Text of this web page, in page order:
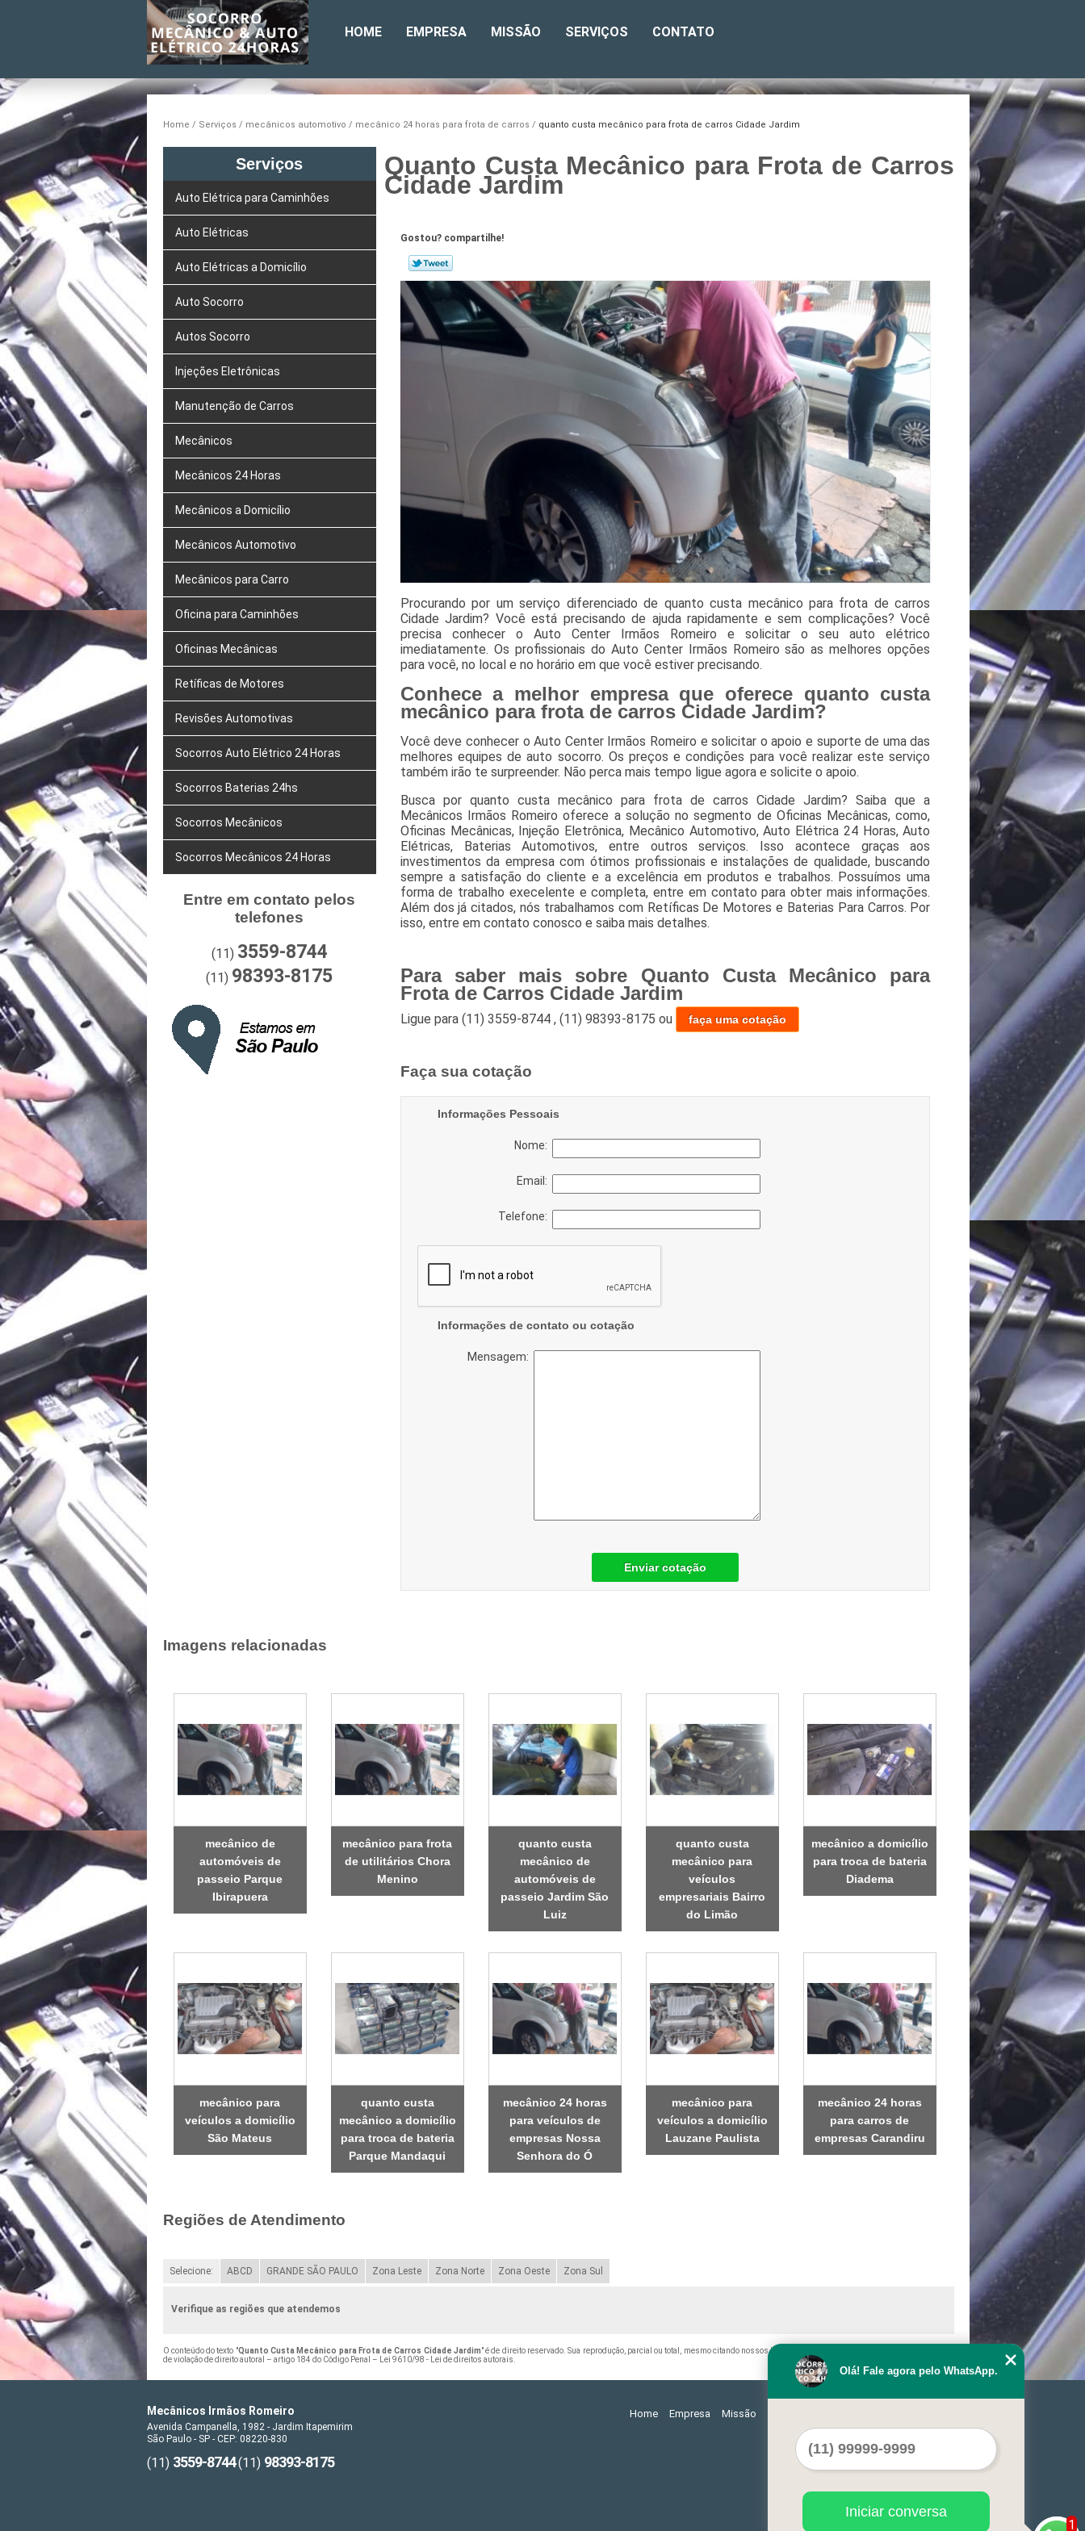
HOME EMPRESA MISSÃO SERVIÇOS CONTATO
Home Serviços mecânicos automotivo mecânico 24 horas para frota de carros quanto custa mecânico para frota de carros Cidade Jardim
Serviços
Auto Elétrica para Caminhões
Auto Elétricas
Auto Elétricas a Domicílio
Auto Socorro
Autos Socorro
Injeções Eletrônicas
Manutenção de Carros
Mecânicos
Mecânicos 24 Horas
Mecânicos a Domicílio
Mecânicos Automotivo
Mecânicos para Carro
Oficina para Caminhões
Oficinas Mecânicas
Retíficas de Motores
Revisões Automotivas
Socorros Auto Elétrico 24 Horas
Socorros Baterias 24hs
Socorros Mecânicos
Socorros Mecânicos 24 Horas
Entre em contato pelos
telefones
(11) 3559-8744
(11) 98393-8175
Quanto Custa Mecânico para Frota de Carros
Cidade Jardim
Gostou? compartilhe!
Procurando por um serviço diferenciado de quanto custa mecânico para frota de carros
Cidade Jardim? Você está precisando de ajuda rapidamente e sem complicações? Você
precisa conhecer o Auto Center Irmãos Romeiro e solicitar o seu auto elétrico
imediatamente. Os profissionais do Auto Center Irmãos Romeiro são as melhores opções
para você, no local e no horário em que você estiver precisando.
Conhece a melhor empresa que oferece quanto custa
mecânico para frota de carros Cidade Jardim?
Você deve conhecer o Auto Center Irmãos Romeiro e solicitar o apoio e suporte de uma das
melhores equipes de auto socorro. Os preços e condições para você realizar este serviço
também irão te surpreender. Não perca mais tempo ligue agora e solicite o apoio.
Busca por quanto custa mecânico para frota de carros Cidade Jardim? Saiba que a
Mecânicos Irmãos Romeiro oferece a solução no segmento de Oficinas Mecânicas, como,
Oficinas Mecânicas, Injeção Eletrônica, Mecânico Automotivo, Auto Elétrica 24 Horas, Auto
Elétricas, Baterias Automotivos, entre outros serviços. Isso acontece graças aos
investimentos da empresa com ótimos profissionais e instalações de qualidade, buscando
sempre a satisfação do cliente e a excelência em produtos e trabalhos. Possuímos uma
forma de trabalho execelente e completa, entre em contato para obter mais informações.
Além dos já citados, nós trabalhamos com Retíficas De Motores e Baterias Para Carros. Por
isso, entre em contato conosco e saiba mais detalhes.
Para saber mais sobre Quanto Custa Mecânico para
Frota de Carros Cidade Jardim
Ligue para (11) 3559-8744 , (11) 98393-8175 ou faça uma cotação
Faça sua cotação
Informações Pessoais
Nome:
Email:
Telefone:
Informações de contato ou cotação
Mensagem:
Enviar cotação
Imagens relacionadas
mecânico de
automóveis de
passeio Parque
Ibirapuera
mecânico para frota
de utilitários Chora
Menino
quanto custa
mecânico de
automóveis de
passeio Jardim São
Luiz
quanto custa
mecânico para
veículos
empresariais Bairro
do Limão
mecânico a domicílio
para troca de bateria
Diadema
mecânico para
veículos a domicílio
São Mateus
quanto custa
mecânico a domicílio
para troca de bateria
Parque Mandaqui
mecânico 24 horas
para veículos de
empresas Nossa
Senhora do Ó
mecânico para
veículos a domicílio
Lauzane Paulista
mecânico 24 horas
para carros de
empresas Carandiru
Regiões de Atendimento
Selecione: ABCD GRANDE SÃO PAULO Zona Leste Zona Norte Zona Oeste Zona Sul
Verifique as regiões que atendemos
O conteúdo do texto "Quanto Custa Mecânico para Frota de Carros Cidade Jardim" é de direito reservado. Sua reprodução, parcial ou total, mesmo citando nossos links, é proibida sem a autorização do autor. Crime
de violação de direito autoral – artigo 184 do Código Penal – Lei 9610/98 - Lei de direitos autorais.
Mecânicos Irmãos Romeiro
Avenida Campanella, 1982 - Jardim Itapemirim
São Paulo - SP - CEP: 08220-830
(11) 3559-8744(11) 98393-8175
Home Empresa Missão
1
Olá! Fale agora pelo WhatsApp.
Iniciar conversa